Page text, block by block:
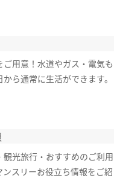
用意！水道やガス・電気も
ら通常に生活ができます。
光旅行・おすすめのご利用
スリーお役立ち情報をご紹